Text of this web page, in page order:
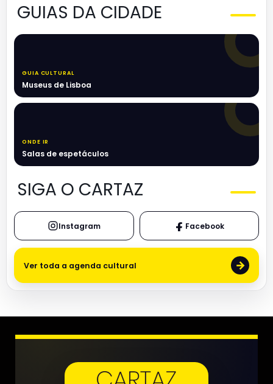
GUIAS DA CIDADE
GUIA CULTURAL
Museus de Lisboa
ONDE IR
Salas de espetáculos
SIGA O CARTAZ
Instagram Facebook
Ver toda a agenda cultural →